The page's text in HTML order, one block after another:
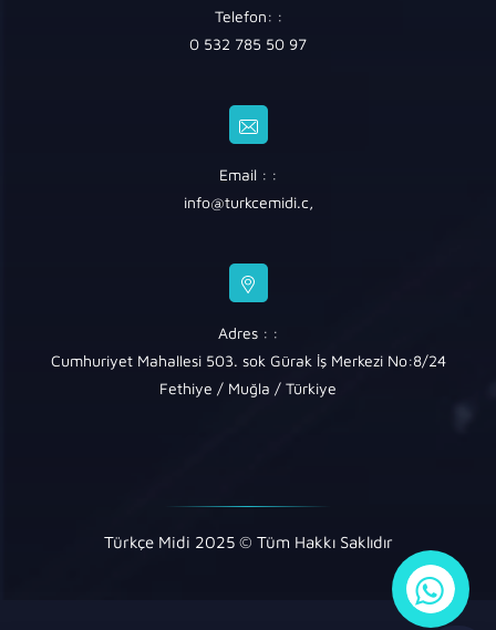
Telefon: :
0 532 785 50 97
Email : :
info@turkcemidi.c,
Adres : :
Cumhuriyet Mahallesi 503. sok Gürak İş Merkezi No:8/24
Fethiye / Muğla / Türkiye
Türkçe Midi 2025 © Tüm Hakkı Saklıdır